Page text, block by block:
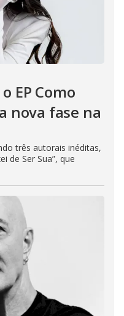
EP Como
nova fase na
três autorais inéditas,
de Ser Sua”, que